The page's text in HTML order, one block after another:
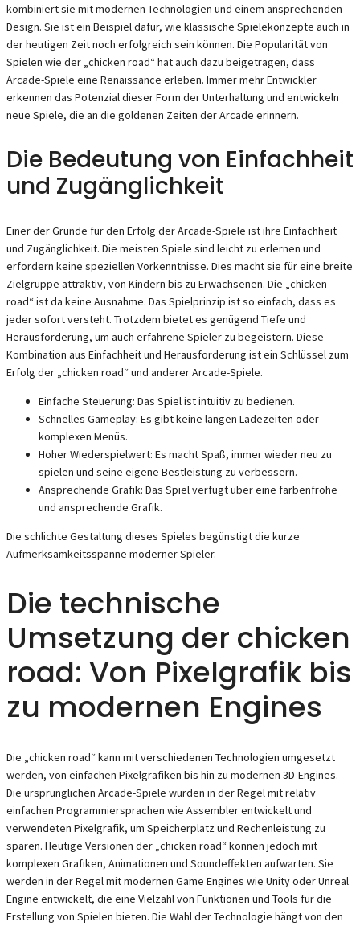
kombiniert sie mit modernen Technologien und einem ansprechenden
Design. Sie ist ein Beispiel dafür, wie klassische Spielekonzepte auch in
der heutigen Zeit noch erfolgreich sein können. Die Popularität von
Spielen wie der „chicken road“ hat auch dazu beigetragen, dass
Arcade-Spiele eine Renaissance erleben. Immer mehr Entwickler
erkennen das Potenzial dieser Form der Unterhaltung und entwickeln
neue Spiele, die an die goldenen Zeiten der Arcade erinnern.
Die Bedeutung von Einfachheit
und Zugänglichkeit
Einer der Gründe für den Erfolg der Arcade-Spiele ist ihre Einfachheit
und Zugänglichkeit. Die meisten Spiele sind leicht zu erlernen und
erfordern keine speziellen Vorkenntnisse. Dies macht sie für eine breite
Zielgruppe attraktiv, von Kindern bis zu Erwachsenen. Die „chicken
road“ ist da keine Ausnahme. Das Spielprinzip ist so einfach, dass es
jeder sofort versteht. Trotzdem bietet es genügend Tiefe und
Herausforderung, um auch erfahrene Spieler zu begeistern. Diese
Kombination aus Einfachheit und Herausforderung ist ein Schlüssel zum
Erfolg der „chicken road“ und anderer Arcade-Spiele.
Einfache Steuerung: Das Spiel ist intuitiv zu bedienen.
Schnelles Gameplay: Es gibt keine langen Ladezeiten oder
komplexen Menüs.
Hoher Wiederspielwert: Es macht Spaß, immer wieder neu zu
spielen und seine eigene Bestleistung zu verbessern.
Ansprechende Grafik: Das Spiel verfügt über eine farbenfrohe
und ansprechende Grafik.
Die schlichte Gestaltung dieses Spieles begünstigt die kurze
Aufmerksamkeitsspanne moderner Spieler.
Die technische
Umsetzung der chicken
road: Von Pixelgrafik bis
zu modernen Engines
Die „chicken road“ kann mit verschiedenen Technologien umgesetzt
werden, von einfachen Pixelgrafiken bis hin zu modernen 3D-Engines.
Die ursprünglichen Arcade-Spiele wurden in der Regel mit relativ
einfachen Programmiersprachen wie Assembler entwickelt und
verwendeten Pixelgrafik, um Speicherplatz und Rechenleistung zu
sparen. Heutige Versionen der „chicken road“ können jedoch mit
komplexen Grafiken, Animationen und Soundeffekten aufwarten. Sie
werden in der Regel mit modernen Game Engines wie Unity oder Unreal
Engine entwickelt, die eine Vielzahl von Funktionen und Tools für die
Erstellung von Spielen bieten. Die Wahl der Technologie hängt von den